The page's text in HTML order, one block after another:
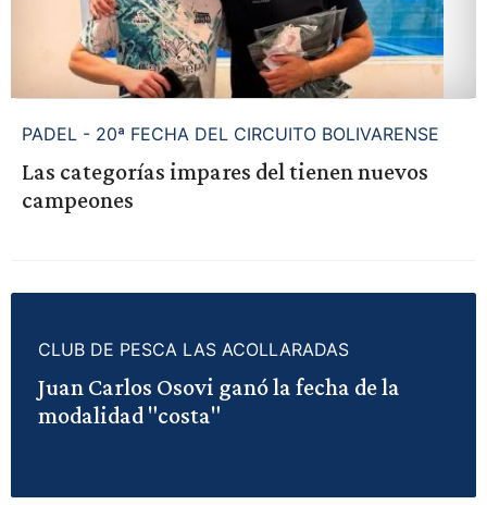
PADEL - 20ª FECHA DEL CIRCUITO BOLIVARENSE
Las categorías impares del tienen nuevos
campeones
CLUB DE PESCA LAS ACOLLARADAS
Juan Carlos Osovi ganó la fecha de la
modalidad "costa"